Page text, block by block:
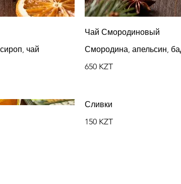
чай
Чай Смородиновый
Смородина, апельсин,
650 KZT
Сливки
150 KZT